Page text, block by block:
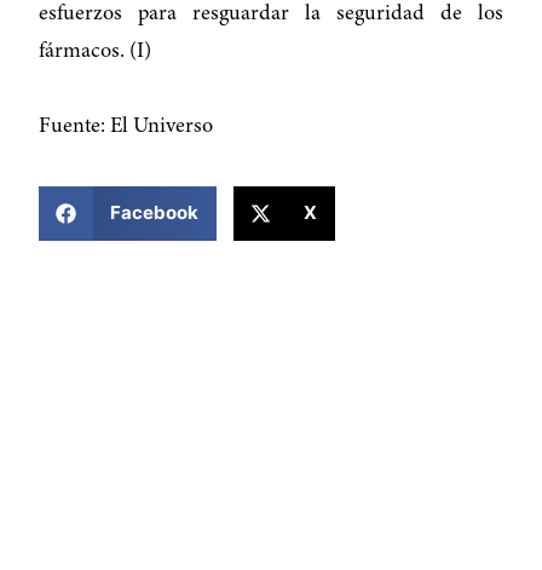
esfuerzos para resguardar la seguridad de los
fármacos. (I)
Fuente: El Universo
Facebook X